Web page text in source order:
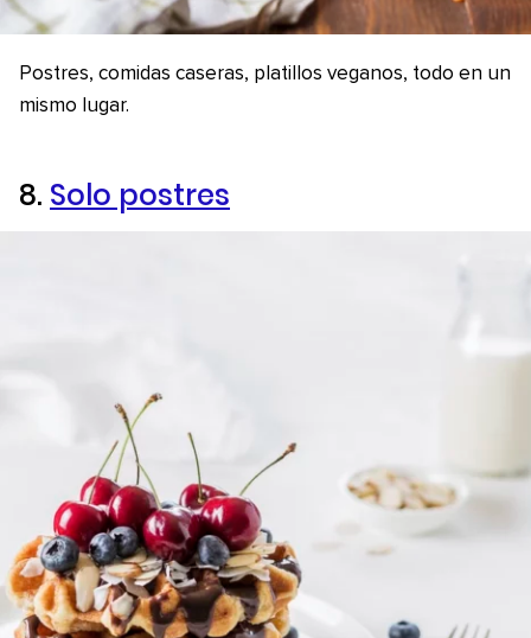
Postres, comidas caseras, platillos veganos, todo en un
mismo lugar.
8. Solo postres